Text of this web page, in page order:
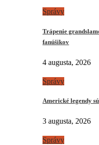
Správy
Trápenie
fanúšikov
4 augusta, 2026
Správy
Americké legendy
3 augusta, 2026
Správy